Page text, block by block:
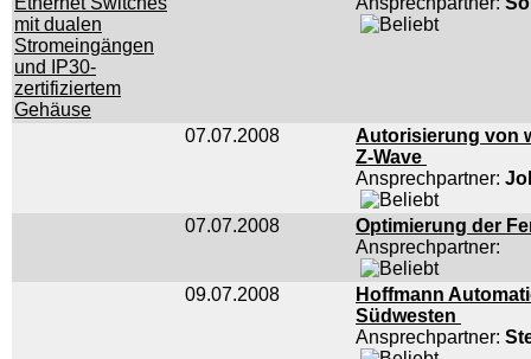
07.07.2008
Autorisierung von
Z-Wave
Ansprechpartner:
07.07.2008
Optimierung der
Ansprechpartner:
09.07.2008
Hoffmann
Südwesten
Ansprechpartner: